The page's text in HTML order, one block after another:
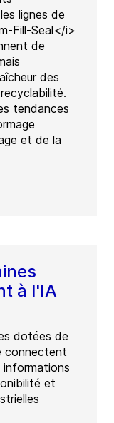
lignes de
Fill-Seal</i>
de
des
tendances
et de la
à l'IA
dotées de
connectent
informations
et